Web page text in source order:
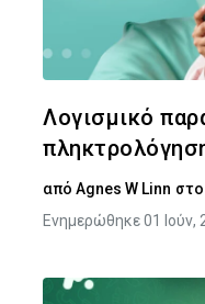
Λογισμικό
από Agnes W Linn στο
Ενημερώθηκε 01 Ιούν,